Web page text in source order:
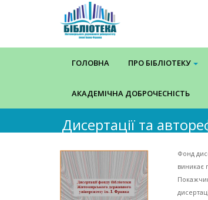
ГОЛОВНА ПРО БІБЛІОТЕКУ
АКАДЕМІЧНА ДОБРОЧЕСНІСТЬ
Дисертації та
Фонд
виникає